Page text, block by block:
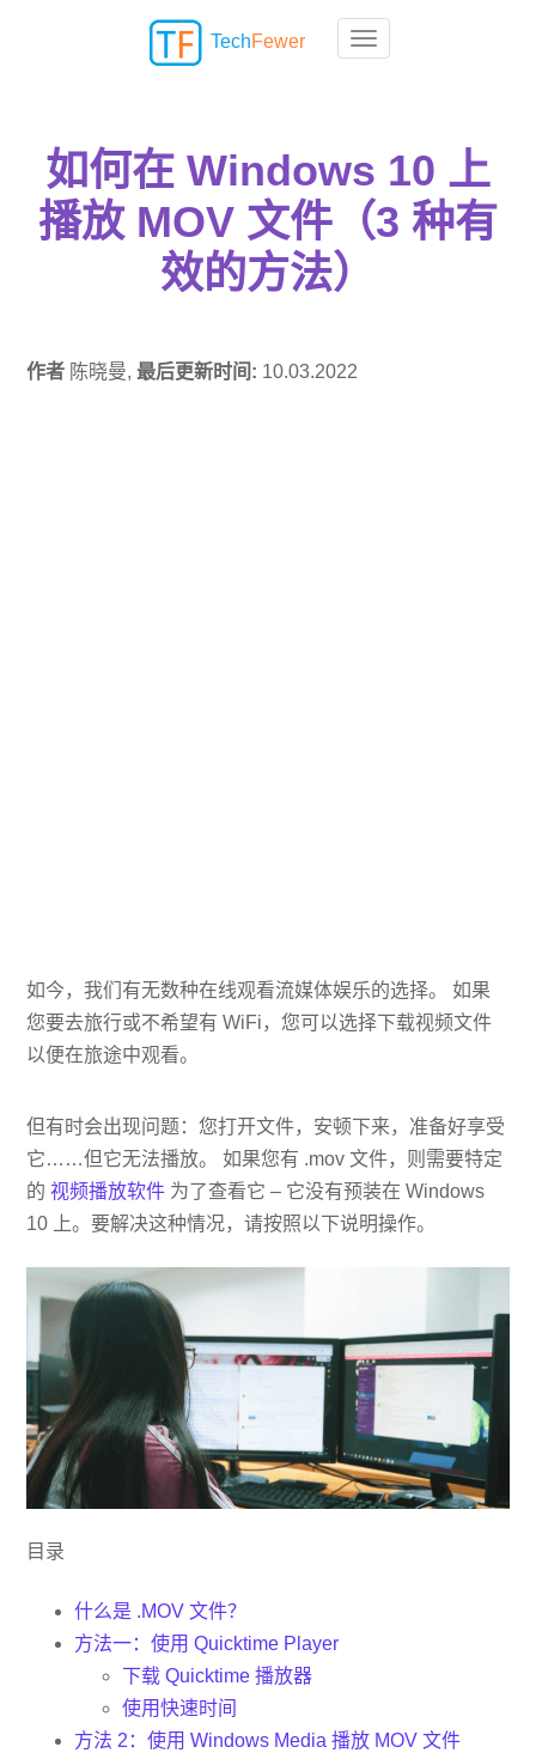
Toggle navigation
TechFewer
如何在 Windows 10 上
播放 MOV 文件（3 种有
效的方法）
作者 陈晓曼,最后更新时间: 10.03.2022
如今，我们有无数种在线观看流媒体娱乐的选择。 如果
您要去旅行或不希望有 WiFi，您可以选择下载视频文件
以便在旅途中观看。
但有时会出现问题：您打开文件，安顿下来，准备好享受
它……但它无法播放。 如果您有 .mov 文件，则需要特定
的 视频播放软件 为了查看它 – 它没有预装在 Windows
10 上。要解决这种情况，请按照以下说明操作。
目录
什么是 .MOV 文件？
方法一：使用 Quicktime Player
下载 Quicktime 播放器
使用快速时间
方法 2：使用 Windows Media 播放 MOV 文件